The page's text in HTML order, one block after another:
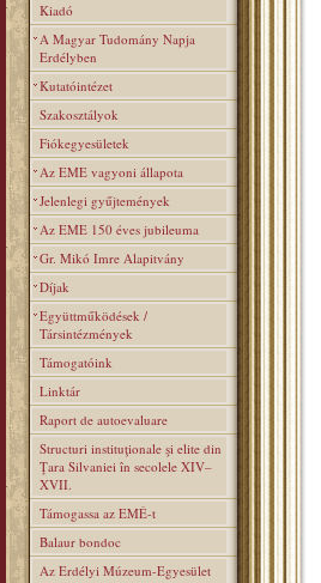
Kiadó
A Magyar Tudomány Napja
Erdélyben
Kutatóintézet
Szakosztályok
Fiókegyesületek
Az EME vagyoni állapota
Jelenlegi gyűjtemények
Az EME 150 éves jubileuma
Gr. Mikó Imre Alapitvány
Díjak
Együttműködések /
Társintézmények
Támogatóink
Linktár
Raport de autoevaluare
Structuri instituţionale şi elite din
Ţara Silvaniei în secolele XIV–
XVII.
Támogassa az EMÉ-t
Balaur bondoc
Az Erdélyi Múzeum-Egyesület